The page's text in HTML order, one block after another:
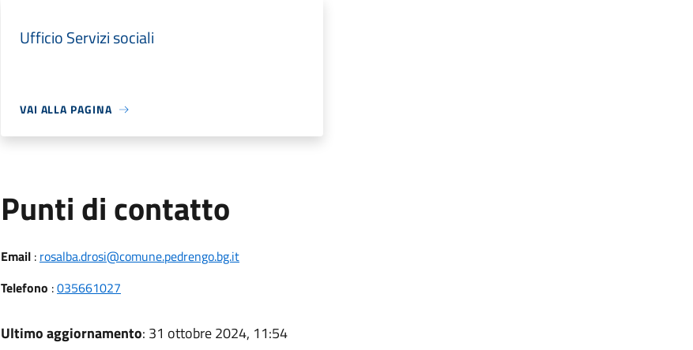
Ufficio Servizi sociali
VAI ALLA PAGINA
Punti di contatto
Email: rosalba.drosi@comune.pedrengo.bg.it
Telefono :035661027
Ultimo aggiornamento: 31 ottobre 2024, 11:54